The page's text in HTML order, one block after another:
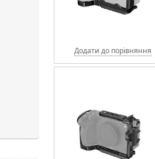
Додати до порівняння